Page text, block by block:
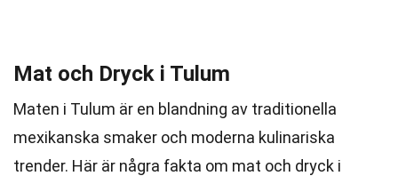
Mat och Dryck i Tulum
Maten i Tulum är en blandning av traditionella
mexikanska smaker och moderna kulinariska
trender. Här är några fakta om mat och dryck i